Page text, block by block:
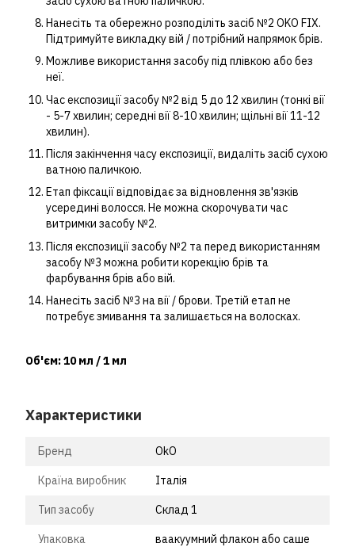
Нанесіть та обережно розподіліть засіб №2 OKO FIX.
Підтримуйте викладку вій / потрібний напрямок брів.
Можливе використання засобу під плівкою або без
неї.
Час експозиції засобу №2 від 5 до 12 хвилин (тонкі вії
- 5-7 хвилин; середні вії 8-10 хвилин; щільні вії 11-12
хвилин).
Після закінчення часу експозиції, видаліть засіб сухою
ватною паличкою.
Етап фіксації відповідає за відновлення зв'язків
усередині волосся. Не можна скорочувати час
витримки засобу №2.
Після експозиції засобу №2 та перед використанням
засобу №3 можна робити корекцію брів та
фарбування брів або вій.
Нанесіть засіб №3 на вії / брови. Третій етап не
потребує змивання та залишається на волосках.
Об'єм: 10 мл / 1 мл
Характеристики
Бренд OkO
Країна виробник Італія
Тип засобу Склад 1
Упаковка ваакуумний флакон або саше